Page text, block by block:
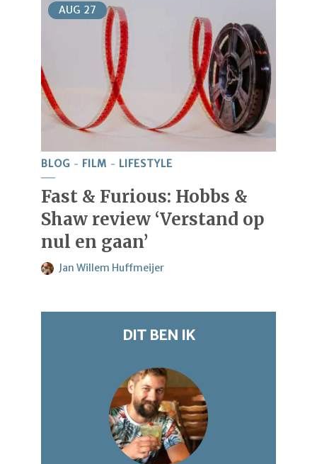
AUG 27
BLOG FILM LIFESTYLE
Fast & Furious: Hobbs &
Shaw review ‘Verstand op
nul en gaan’
Jan Willem Huffmeijer
DIT BEN IK